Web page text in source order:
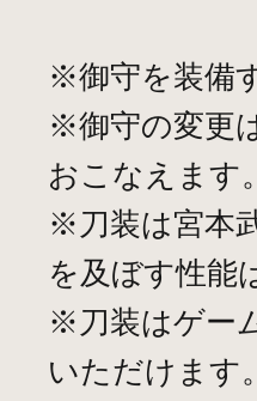
※御守を装備
※御守の変更
おこなえます。
※刀装は宮本
を及ぼす性能
※刀装はゲー
いただけます。